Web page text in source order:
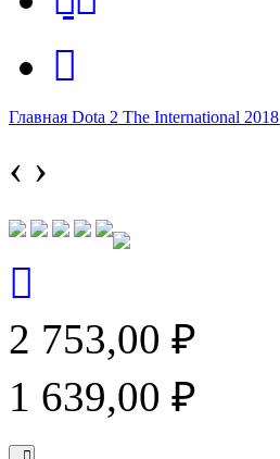
Главная Dota 2 The International 2018
‹ ›
2 753,00 ₽
1 639,00 ₽